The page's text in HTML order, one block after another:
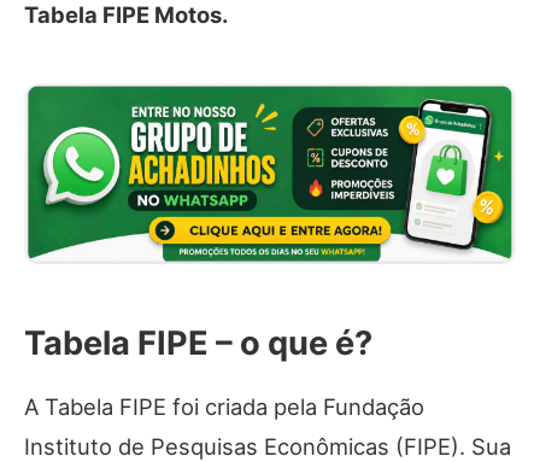
Tabela FIPE Motos.
Tabela FIPE – o que é?
A Tabela FIPE foi criada pela Fundação
Instituto de Pesquisas Econômicas (FIPE). Sua